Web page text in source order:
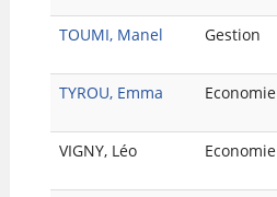
TOUMI, Manel Gestion
TYROU, Emma Economie
VIGNY, Léo Economie